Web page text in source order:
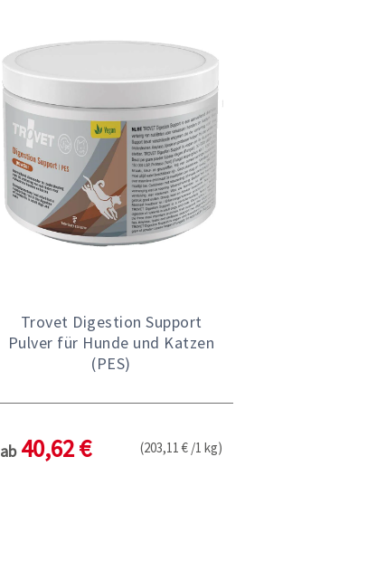
Trovet Digestion Support
Pulver für Hunde und Katzen
(PES)
ab 40,62 € (203,11 € /1 kg)